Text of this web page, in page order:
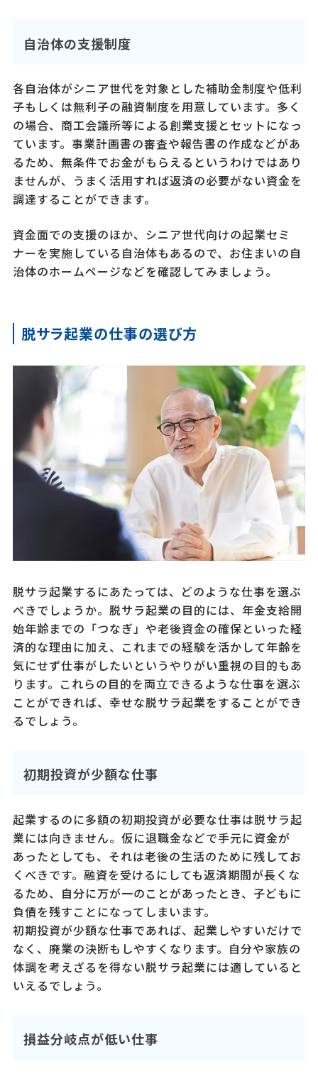
自治体の支援制度
各自治体がシニア世代を対象とした補助金制度や低利
子もしくは無利子の融資制度を用意しています。多く
の場合、商工会議所等による創業支援とセットになっ
ています。事業計画書の審査や報告書の作成などがあ
るため、無条件でお金がもらえるというわけではあり
ませんが、うまく活用すれば返済の必要がない資金を
調達することができます。
資金面での支援のほか、シニア世代向けの起業セミ
ナーを実施している自治体もあるので、お住まいの自
治体のホームページなどを確認してみましょう。
脱サラ起業の仕事の選び方
脱サラ起業するにあたっては、どのような仕事を選ぶ
べきでしょうか。脱サラ起業の目的には、年金支給開
始年齢までの「つなぎ」や老後資金の確保といった経
済的な理由に加え、これまでの経験を活かして年齢を
気にせず仕事がしたいというやりがい重視の目的もあ
ります。これらの目的を両立できるような仕事を選ぶ
ことができれば、幸せな脱サラ起業をすることができ
るでしょう。
初期投資が少額な仕事
起業するのに多額の初期投資が必要な仕事は脱サラ起
業には向きません。仮に退職金などで手元に資金が
あったとしても、それは老後の生活のために残してお
くべきです。融資を受けるにしても返済期間が長くな
るため、自分に万が一のことがあったとき、子どもに
負債を残すことになってしまいます。
初期投資が少額な仕事であれば、起業しやすいだけで
なく、廃業の決断もしやすくなります。自分や家族の
体調を考えざるを得ない脱サラ起業には適していると
いえるでしょう。
損益分岐点が低い仕事